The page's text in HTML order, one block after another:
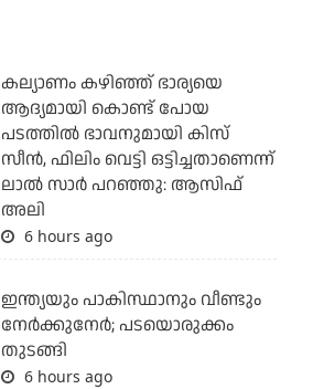
കല്യാണം കഴിഞ്ഞ് ഭാര്യയെ
ആദ്യമായി കൊണ്ട് പോയ
പടത്തില്‍ ഭാവനുമായി കിസ്
സീന്‍, ഫിലിം വെട്ടി ഒട്ടിച്ചതാണെന്ന്
ലാല്‍ സാര്‍ പറഞ്ഞു: ആസിഫ്
അലി
6 hours ago
ഇന്ത്യയും പാകിസ്ഥാനും വീണ്ടും
നേര്‍ക്കുനേര്‍; പടയൊരുക്കം
തുടങ്ങി
6 hours ago